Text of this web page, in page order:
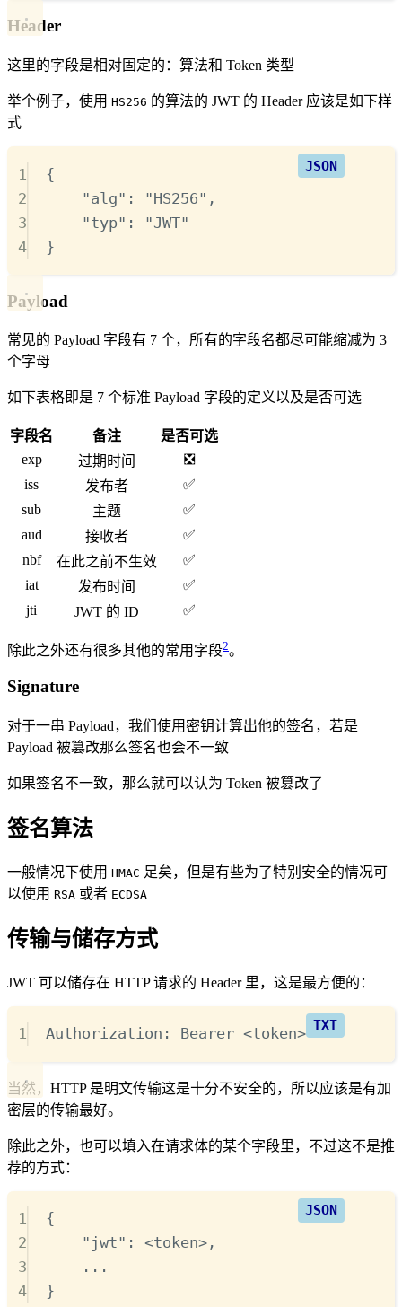
Header
这里的字段是相对固定的：算法和 Token 类型
举个例子，使用 HS256 的算法的 JWT 的 Header 应该是如下样
式
1
{
2
"alg" : "HS256" ,
3
"typ" : "JWT"
4
}
Payload
常见的 Payload 字段有 7 个，所有的字段名都尽可能缩减为 3
个字母
如下表格即是 7 个标准 Payload 字段的定义以及是否可选
字段名 备注
是否可选
exp
过期时间
❎
iss
发布者
✅
sub
主题
✅
aud
接收者
✅
nbf
在此之前不生效
✅
iat
发布时间
✅
jti
JWT 的 ID ✅
除此之外还有很多其他的常用字段2。
Signature
对于一串 Payload，我们使用密钥计算出他的签名，若是
Payload 被篡改那么签名也会不一致
如果签名不一致，那么就可以认为 Token 被篡改了
签名算法
一般情况下使用 HMAC 足矣，但是有些为了特别安全的情况可
以使用 RSA 或者 ECDSA
传输与储存方式
JWT 可以储存在 HTTP 请求的 Header 里，这是最方便的：
1 Authorization: Bearer <token>
当然，HTTP 是明文传输这是十分不安全的，所以应该是有加
密层的传输最好。
除此之外，也可以填入在请求体的某个字段里，不过这不是推
荐的方式：
1
{
2
" jwt" : <token> ,
3
...
4
}